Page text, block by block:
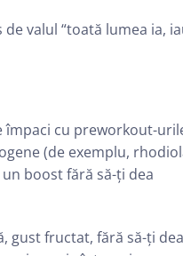
valul “toată lumea ia,
împaci cu preworkout-
(de exemplu,
boost fără să-ți dea
gust fructat, fără să-ți dea